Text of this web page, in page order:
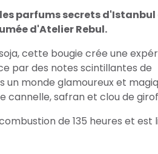
parfums secrets d'Istanbul
d'Atelier Rebul.
cette bougie crée une
par des notes scintillantes de
un monde glamoureux et
cannelle, safran et clou de
de 135 heures et est